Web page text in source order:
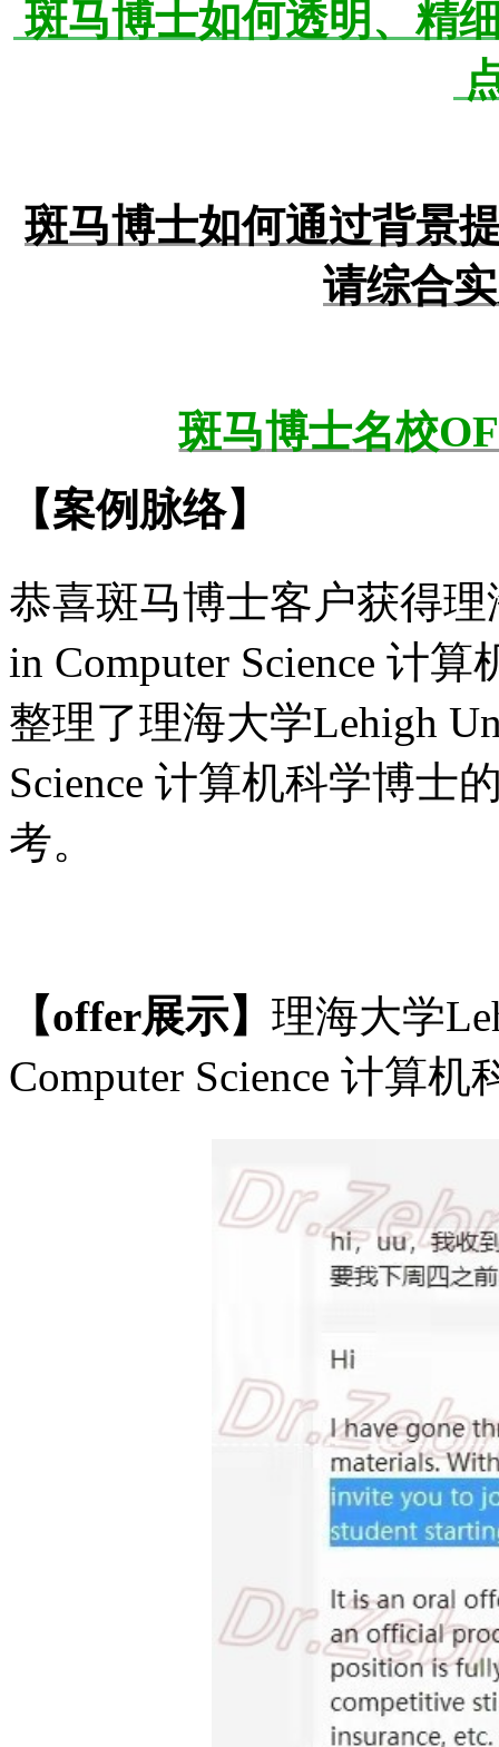
斑马博士如何透明、精
斑马博士如何通过背景
请综合
斑马博士名校OF
【案例脉络】
恭喜斑马博士客户获得理
in Computer Science 计
整理了理海大学Lehigh
Science 计算机科学博士
考。
【offer展示】 理海大学
Computer Science 计算机